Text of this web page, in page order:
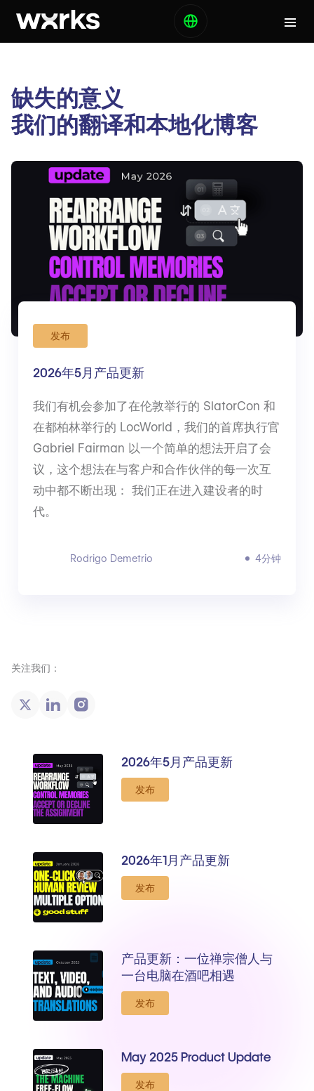
缺失的意义
我们的翻译和本地化博客
发布
2026年5月产品更新
我们有机会参加了在伦敦举行的 SlatorCon 和
在都柏林举行的 LocWorld，我们的首席执行官
Gabriel Fairman 以一个简单的想法开启了会
议，这个想法在与客户和合作伙伴的每一次互
动中都不断出现： 我们正在进入建设者的时
代。
Rodrigo Demetrio 4分钟
2026年5月产品更新
发布
2026年1月产品更新
发布
产品更新：一位禅宗僧人与
一台电脑在酒吧相遇
发布
May 2025 Product Update
发布
关注我们：